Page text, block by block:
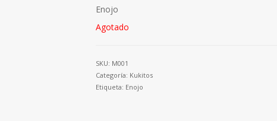
Enojo
Agotado
SKU: M001
Categoría: Kukitos
Etiqueta: Enojo